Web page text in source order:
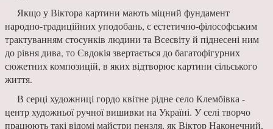
Якщо у Віктора картини ма­ють міцний фундамент
народно-традиційних уподобань, є естетично-філософським
трак­туванням стосунків людини та Всесвіту й піднесені ним
до рів­ня дива, то Євдокія звертаєть­ся до багатофігурних
сюжетних композицій, в яких відтворює картини сільського
життя.
В серці художниці гордо квіт­не рідне село Клембівка -
центр художньої ручної вишивки на Україні. У селі творчо
працюють такі відомі майстри пензля, як Ві­ктор Наконечний,